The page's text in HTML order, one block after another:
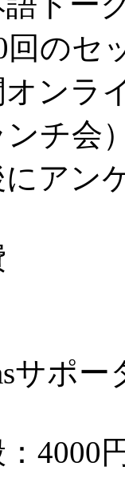
回のセ
オンラ
ンチ会
にアン
サポ
：4000